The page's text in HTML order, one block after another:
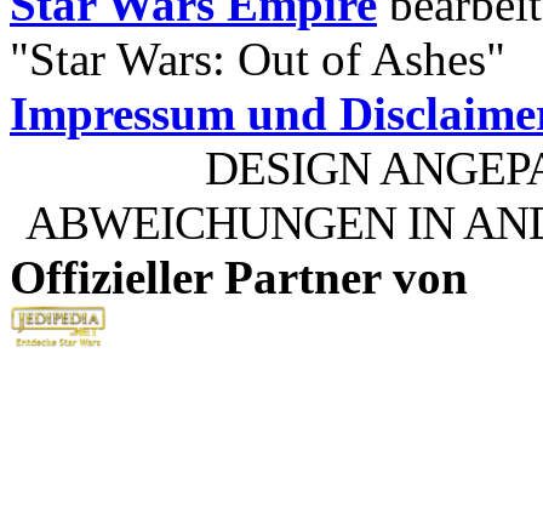
"Star Wars: Out of Ashes"
Impressum und
DESIGN
ABWEICHUNGEN IN
Offizieller Partner von